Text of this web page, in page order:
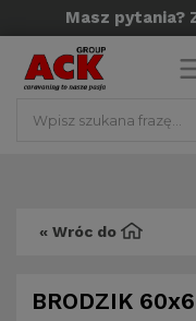
Masz pytania?
« Wróc do
BRODZIK